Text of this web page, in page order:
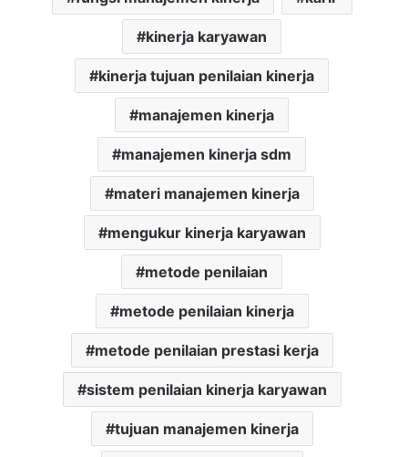
kinerja karyawan
kinerja tujuan penilaian kinerja
manajemen kinerja
manajemen kinerja sdm
materi manajemen kinerja
mengukur kinerja karyawan
metode penilaian
metode penilaian kinerja
metode penilaian prestasi kerja
sistem penilaian kinerja karyawan
tujuan manajemen kinerja